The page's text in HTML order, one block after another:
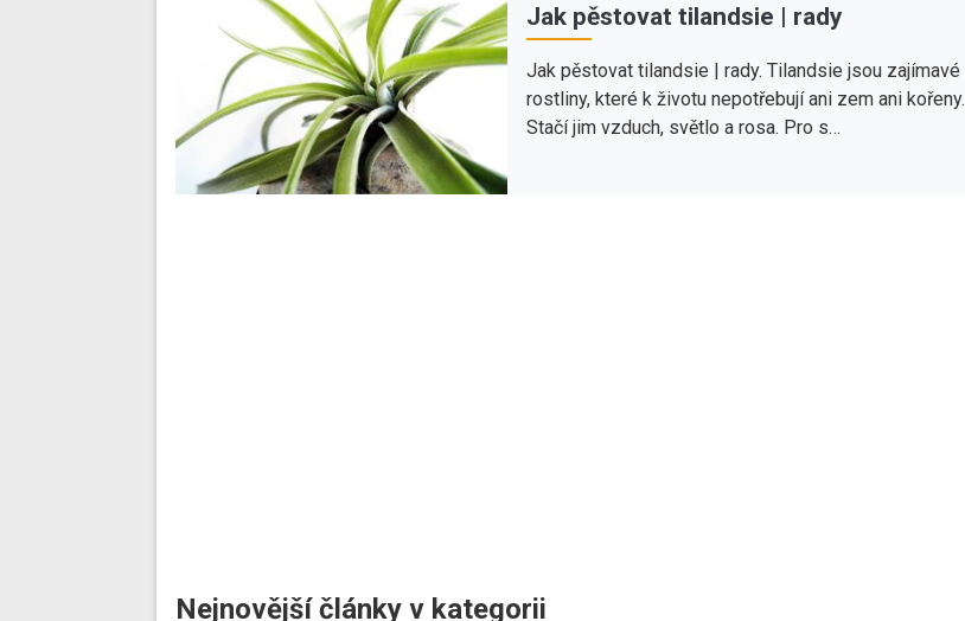
Jak pěstovat tilandsie | rady
Jak pěstovat tilandsie | rady. Tilandsie jsou zajímavé
rostliny, které k životu nepotřebují ani zem ani kořeny.
Stačí jim vzduch, světlo a rosa. Pro s…
Nejnovější články v kategorii